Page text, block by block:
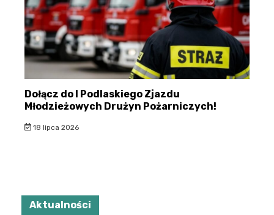
Dołącz do I Podlaskiego Zjazdu
Młodzieżowych Drużyn Pożarniczych!
18 lipca 2026
Aktualności